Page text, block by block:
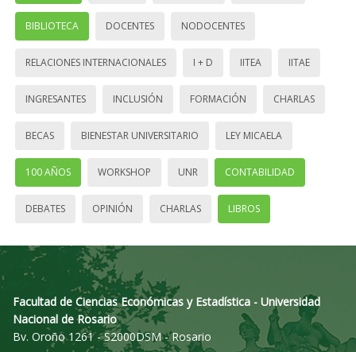
BIBLIOTECA DOCENTES NODOCENTES
RELACIONES INTERNACIONALES I + D IITEA IITAE
INGRESANTES INCLUSIÓN FORMACIÓN CHARLAS
BECAS BIENESTAR UNIVERSITARIO LEY MICAELA
100 AÑOS WORKSHOP UNR CONTABILIDAD
DEBATES OPINIÓN CHARLAS LIBROS
Facultad de Ciencias Económicas y Estadística - Universidad
Nacional de Rosario
Bv. Oroño 1261 - S2000DSM - Rosario